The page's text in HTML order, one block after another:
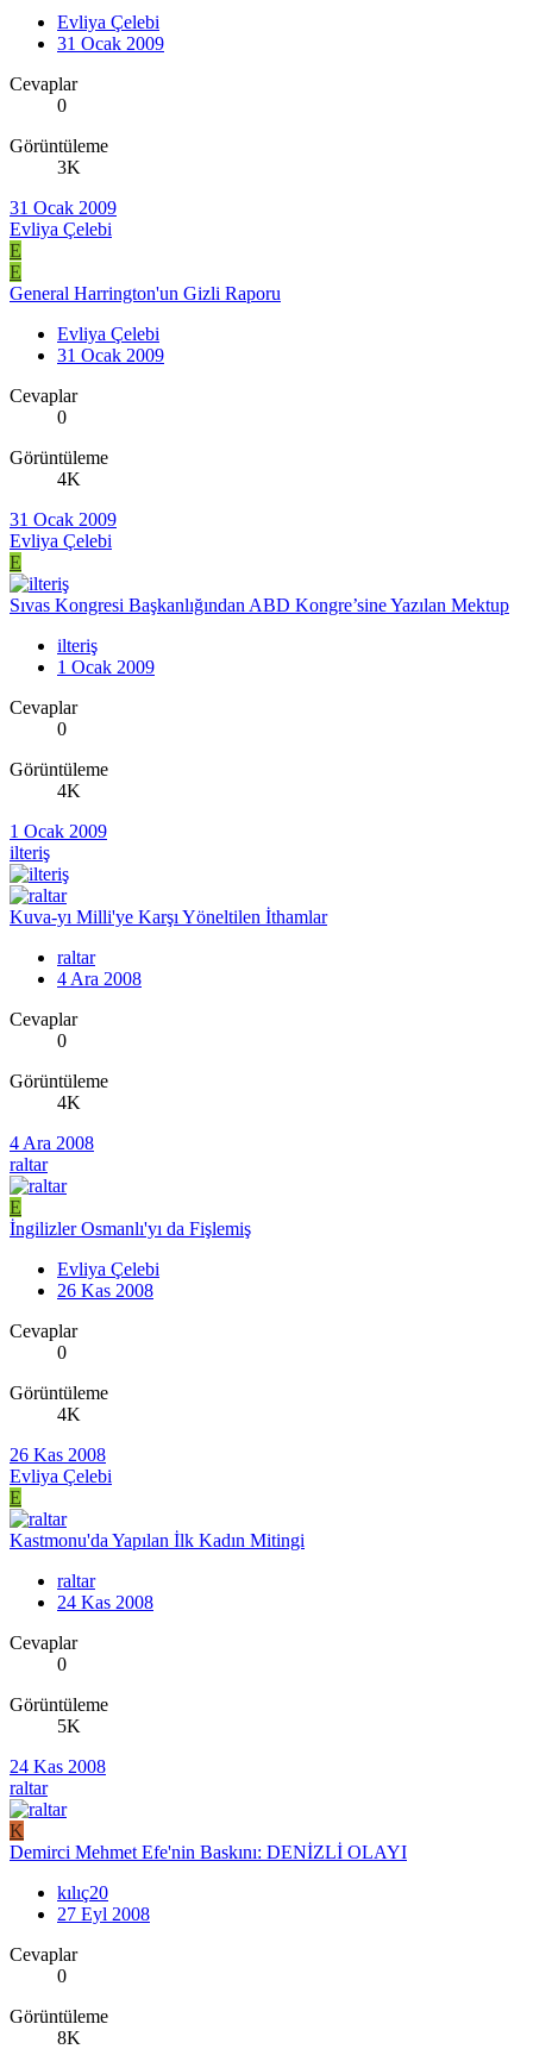
Evliya Çelebi
31 Ocak 2009
Cevaplar
0
Görüntüleme
3K
31 Ocak 2009
Evliya Çelebi
E
E
General Harrington'un Gizli Raporu
Evliya Çelebi
31 Ocak 2009
Cevaplar
0
Görüntüleme
4K
31 Ocak 2009
Evliya Çelebi
E
Sıvas Kongresi Başkanlığından ABD Kongre’sine Yazılan Mektup
ilteriş
1 Ocak 2009
Cevaplar
0
Görüntüleme
4K
1 Ocak 2009
ilteriş
Kuva-yı Milli'ye Karşı Yöneltilen İthamlar
raltar
4 Ara 2008
Cevaplar
0
Görüntüleme
4K
4 Ara 2008
raltar
E
İngilizler Osmanlı'yı da Fişlemiş
Evliya Çelebi
26 Kas 2008
Cevaplar
0
Görüntüleme
4K
26 Kas 2008
Evliya Çelebi
E
Kastmonu'da Yapılan İlk Kadın Mitingi
raltar
24 Kas 2008
Cevaplar
0
Görüntüleme
5K
24 Kas 2008
raltar
K
Demirci Mehmet Efe'nin Baskını: DENİZLİ OLAYI
kılıç20
27 Eyl 2008
Cevaplar
0
Görüntüleme
8K